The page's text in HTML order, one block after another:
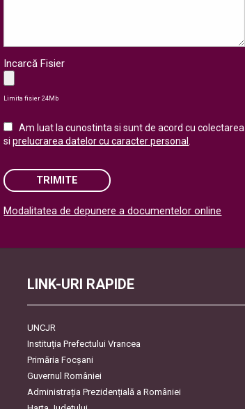
Incarcă Fisier
Limita fisier 24Mb
Am luat la cunostinta si sunt de acord cu colectarea
siprelucrarea datelor cu caracter personal.
TRIMITE
Modalitatea de depunere a documentelor online
LINK-URI RAPIDE
UNCJR
Instituția Prefectului Vrancea
Primăria Focşani
Guvernul României
Administrația Prezidențială a României